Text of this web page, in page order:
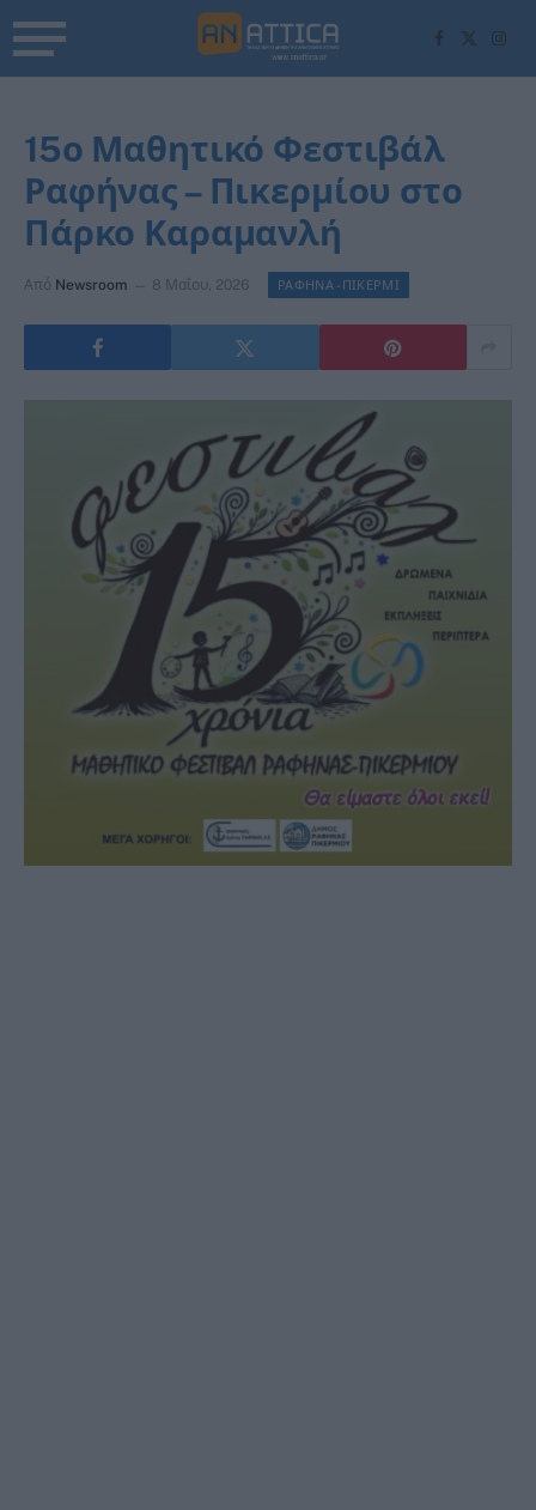
Facebook
X
(Twitter)
15ο Μαθητικό Φεστιβάλ
Ραφήνας – Πικερμίου στο
Πάρκο Καραμανλή
Από Newsroom 8 Μαΐου, 2026 ΡΑΦΗΝΑ -ΠΙΚΕΡΜΙ